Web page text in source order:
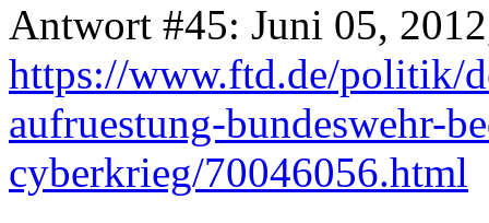
Antwort #45: Juni 05,
https://www.ftd.de/politik/
aufruestung-bundeswehr-
cyberkrieg/70046056.html